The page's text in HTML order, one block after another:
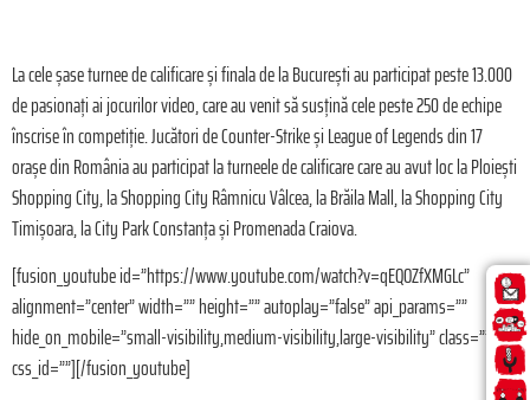
La cele șase turnee de calificare și finala de la București au participat peste 13.000
de pasionați ai jocurilor video, care au venit să susțină cele peste 250 de echipe
înscrise în competiție. Jucători de Counter-Strike și League of Legends din 17
orașe din România au participat la turneele de calificare care au avut loc la Ploiești
Shopping City, la Shopping City Râmnicu Vâlcea, la Brăila Mall, la Shopping City
Timișoara, la City Park Constanța și Promenada Craiova.
[fusion_youtube id=”https://www.youtube.com/watch?v=qEQOZfXMGLc”
alignment=”center” width=”” height=”” autoplay=”false” api_params=””
hide_on_mobile=”small-visibility,medium-visibility,large-visibility” class=””
css_id=””][/fusion_youtube]